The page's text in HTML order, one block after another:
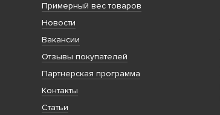
Примерный вес товаров
Новости
Вакансии
Отзывы покупателей
Партнерская программа
Контакты
Статьи